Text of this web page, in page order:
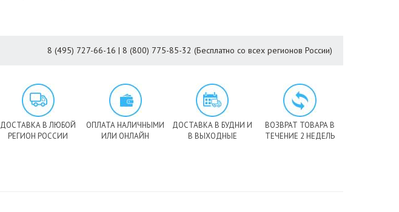
8 (495) 727-66-16 | 8 (800) 775-85-32 (Бесплатно со всех регионов России)
ДОСТАВКА В ЛЮБОЙ
РЕГИОН РОССИИ
ОПЛАТА НАЛИЧНЫМИ
ИЛИ ОНЛАЙН
ДОСТАВКА В БУДНИ И
В ВЫХОДНЫЕ
ВОЗВРАТ ТОВАРА В
ТЕЧЕНИЕ 2 НЕДЕЛЬ